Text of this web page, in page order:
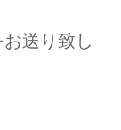
送り致し